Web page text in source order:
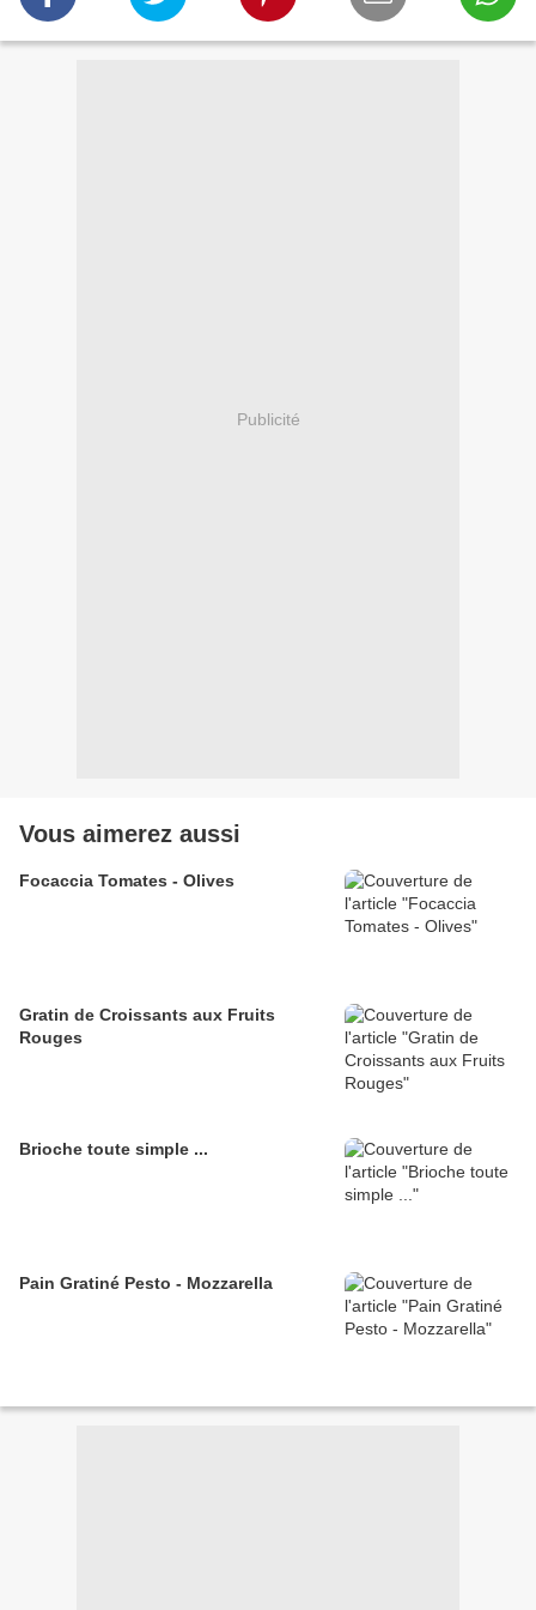
Publicité
Vous aimerez aussi
Focaccia Tomates - Olives
Gratin de Croissants aux Fruits
Rouges
Brioche toute simple ...
Pain Gratiné Pesto - Mozzarella